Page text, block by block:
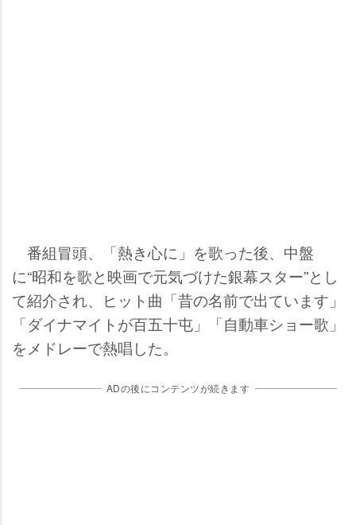
番組冒頭、「熱き心に」を歌った後、中盤
に“昭和を歌と映画で元気づけた銀幕スター”とし
て紹介され、ヒット曲「昔の名前で出ています」
「ダイナマイトが百五十屯」「自動車ショー歌」
をメドレーで熱唱した。
ADの後にコンテンツが続きます